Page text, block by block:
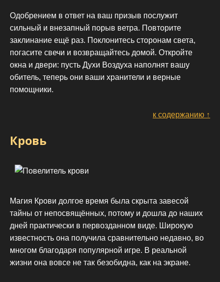
Одобрением в ответ на ваш призыв послужит
сильный и внезапный порыв ветра. Повторите
заклинание ещё раз. Поклонитесь сторонам света,
погасите свечи и возвращайтесь домой. Откройте
окна и двери: пусть Духи Воздуха наполнят вашу
обитель, теперь они ваши хранители и верные
помощники.
к содержанию ↑
Кровь
Магия Крови долгое время была скрыта завесой
тайны от непосвящённых, потому и дошла до наших
дней практически в первозданном виде. Широкую
известность она получила сравнительно недавно, во
многом благодаря популярной игре. В реальной
жизни она вовсе не так безобидна, как на экране.